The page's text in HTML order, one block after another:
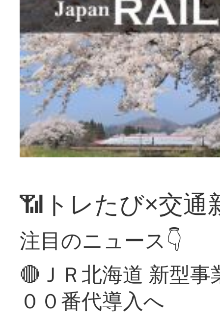
📶トレたび×交通
注目のニュース👇
🔴ＪＲ北海道 新型
００番代導入へ